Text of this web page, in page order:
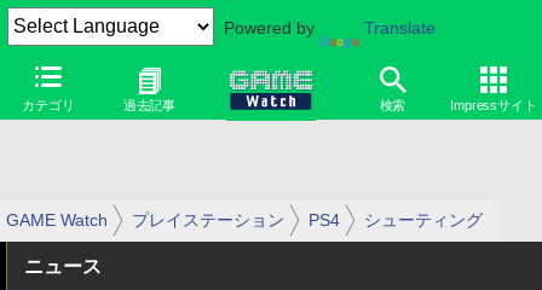
Powered by Translate
カテゴリ 過去記事 検索 Impressサイト
GAME Watch プレイステーション PS4 シューティング
ニュース